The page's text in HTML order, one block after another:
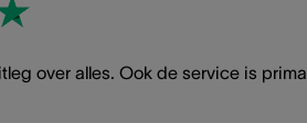
over alles. Ook de service is